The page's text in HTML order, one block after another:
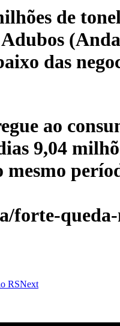
de
das
ao
9,04
queda-
RSNext